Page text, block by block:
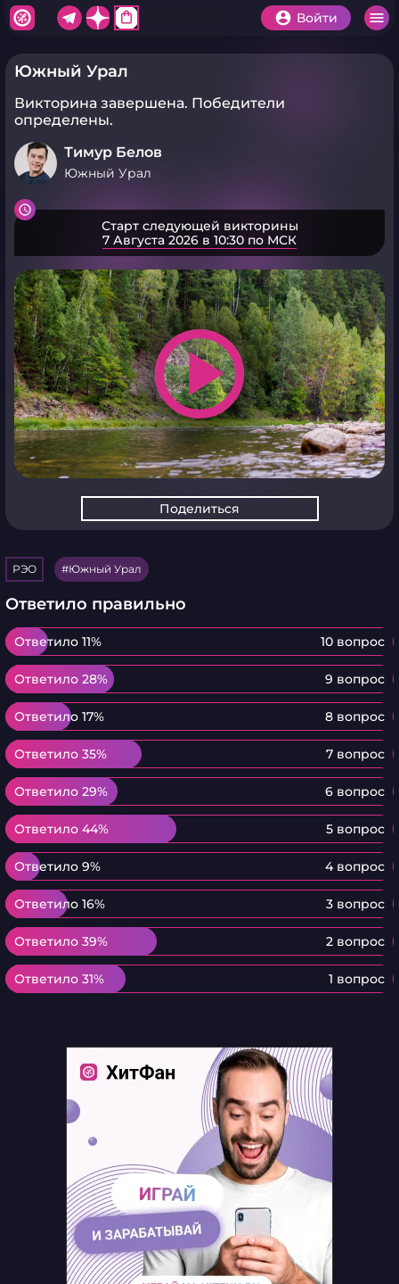
shopping_bag Войти
Южный Урал
Викторина завершена. Победители
определены.
Тимур Белов
Южный Урал
Старт следующей викторины
7 Августа 2026 в 10:30 по МСК
play_arrow
Поделиться
РЭО Южный Урал
Ответило правильно
Ответило 11% 10 вопрос
Ответило 11%
Ответило 28% 9 вопрос
Ответило 28%
Ответило 17% 8 вопрос
Ответило 17%
Ответило 35% 7 вопрос
Ответило 35%
Ответило 29% 6 вопрос
Ответило 29%
Ответило 44% 5 вопрос
Ответило 44%
Ответило 9% 4 вопрос
Ответило 9%
Ответило 16% 3 вопрос
Ответило 16%
Ответило 39% 2 вопрос
Ответило 39%
Ответило 31% 1 вопрос
Ответило 31%